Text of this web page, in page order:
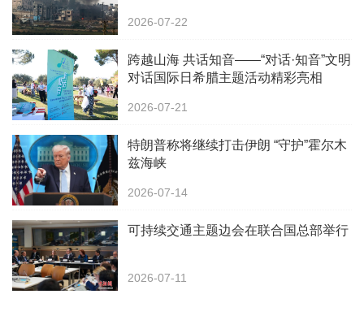
2026-07-22
跨越山海 共话知音——“对话·知音”文明
对话国际日希腊主题活动精彩亮相
2026-07-21
特朗普称将继续打击伊朗 “守护”霍尔木
兹海峡
2026-07-14
可持续交通主题边会在联合国总部举行
2026-07-11